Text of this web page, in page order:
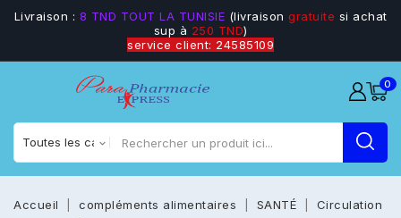
Livraison : 8 TND TOUT LA TUNISIE (livraison gratuite si achat
sup à 250 TND)
service client: 24585109
0
Accueil compléments alimentaires SANTÉ
Circulation